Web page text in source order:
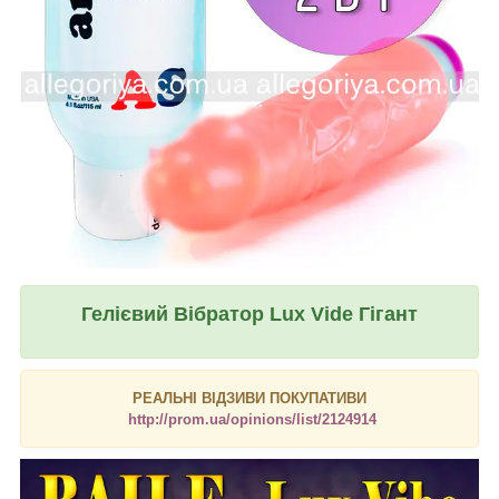
Гелієвий Вібратор Lux Vide Гігант
РЕАЛЬНІ ВІДЗИВИ ПОКУПАТИВИ
http://prom.ua/opinions/list/2124914